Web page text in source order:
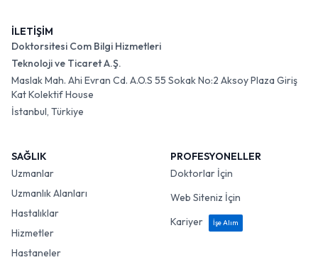
İLETİŞİM
Doktorsitesi Com Bilgi Hizmetleri
Teknoloji ve Ticaret A.Ş.
Maslak Mah. Ahi Evran Cd. A.O.S 55 Sokak No:2 Aksoy Plaza Giriş
Kat Kolektif House
İstanbul, Türkiye
SAĞLIK
Uzmanlar
Uzmanlık Alanları
Hastalıklar
Hizmetler
Hastaneler
PROFESYONELLER
Doktorlar İçin
Web Siteniz İçin
Kariyer
İşe Alım